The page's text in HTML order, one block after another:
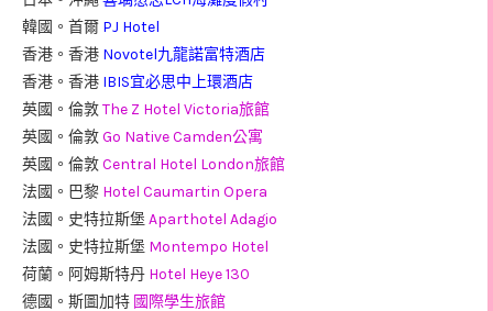
韓國。首爾 PJ Hotel
香港。香港 Novotel九龍諾富特酒店
香港。香港 IBIS宜必思中上環酒店
英國。倫敦The Z Hotel Victoria旅館
英國。倫敦Go Native Camden公寓
英國。倫敦Central Hotel London旅館
法國。巴黎 Hotel Caumartin Opera
法國。史特拉斯堡 Aparthotel Adagio
法國。史特拉斯堡 Montempo Hotel
荷蘭。阿姆斯特丹 Hotel Heye 130
德國。斯圖加特 國際學生旅館